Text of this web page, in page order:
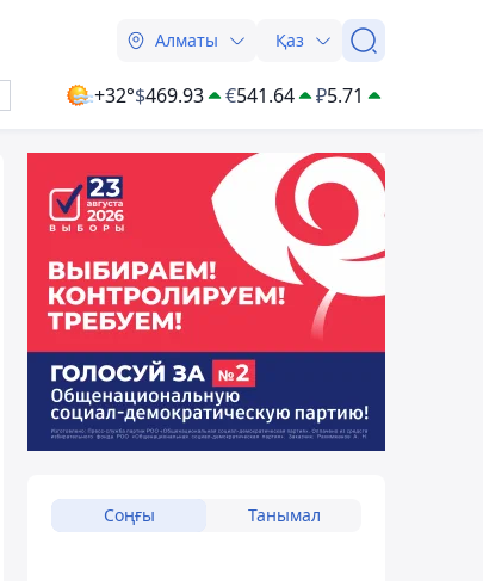
Алматы Қаз
+32°$469.93 €541.64 ₽5.71
Соңғы Танымал